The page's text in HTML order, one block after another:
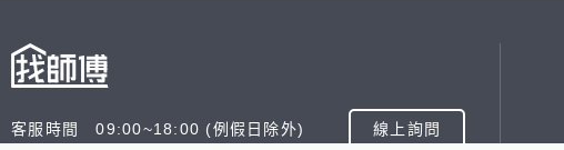
客服時間 09:00~18:00 (例假日除外) 線上詢問